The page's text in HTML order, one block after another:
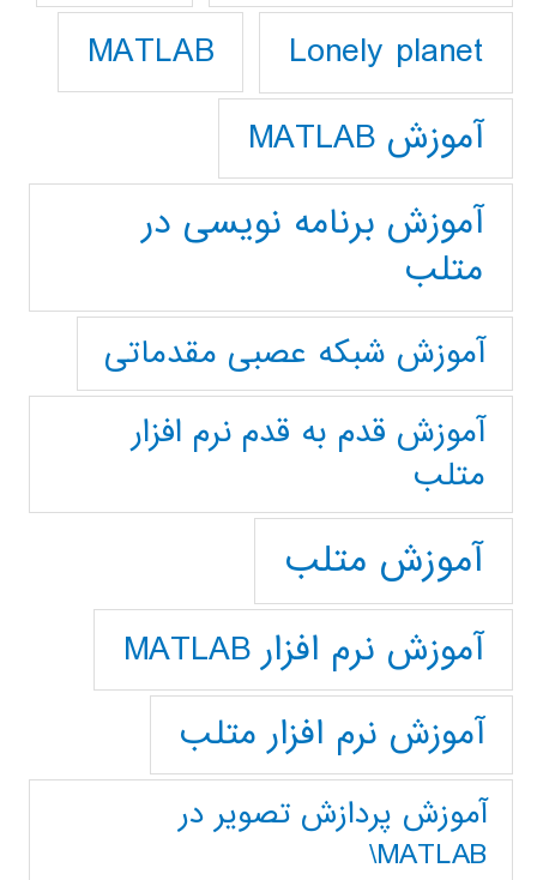
Lonely planet
MATLAB
آموزش MATLAB
آموزش برنامه نویسی در
متلب
آموزش شبکه عصبی مقدماتی
آموزش قدم به قدم نرم افزار
متلب
آموزش متلب
آموزش نرم افزار MATLAB
آموزش نرم افزار متلب
آموزش پردازش تصوير در
MATLAB\